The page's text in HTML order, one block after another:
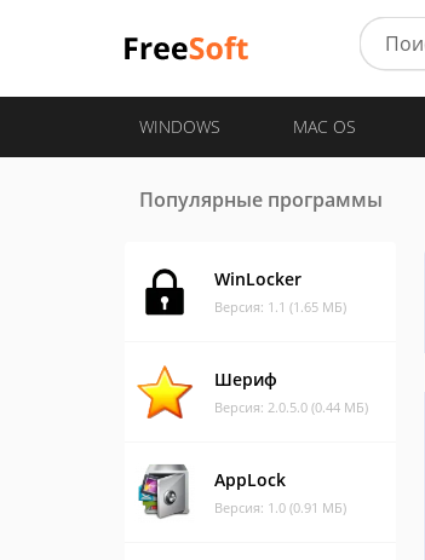
WINDOWS MAC OS
Популярные программы
WinLocker
Версия: 1.1 (1.65 МБ)
Шериф
Версия: 2.0.5.0 (0.44 МБ)
AppLock
Версия: 1.0 (0.91 МБ)